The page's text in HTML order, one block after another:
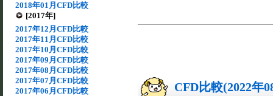
2018年01月CFD比較
[2017年]
2017年12月CFD比較
2017年11月CFD比較
2017年10月CFD比較
2017年09月CFD比較
2017年08月CFD比較
2017年07月CFD比較
2017年06月CFD比較
CFD比較(2022年